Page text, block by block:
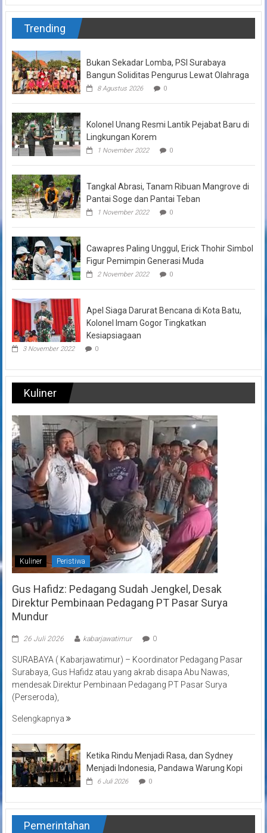
Trending
Bukan Sekadar Lomba, PSI Surabaya
Bangun Soliditas Pengurus Lewat Olahraga
8 Agustus 2026 0
Kolonel Unang Resmi Lantik Pejabat Baru di
Lingkungan Korem
1 November 2022 0
Tangkal Abrasi, Tanam Ribuan Mangrove di
Pantai Soge dan Pantai Teban
1 November 2022 0
Cawapres Paling Unggul, Erick Thohir Simbol
Figur Pemimpin Generasi Muda
2 November 2022 0
Apel Siaga Darurat Bencana di Kota Batu,
Kolonel Imam Gogor Tingkatkan
Kesiapsiagaan
3 November 2022 0
Kuliner
Kuliner Peristiwa
Gus Hafidz: Pedagang Sudah Jengkel, Desak
Direktur Pembinaan Pedagang PT Pasar Surya
Mundur
26 Juli 2026 kabarjawatimur 0
SURABAYA ( Kabarjawatimur) – Koordinator Pedagang Pasar
Surabaya, Gus Hafidz atau yang akrab disapa Abu Nawas,
mendesak Direktur Pembinaan Pedagang PT Pasar Surya
(Perseroda),
Selengkapnya
Ketika Rindu Menjadi Rasa, dan Sydney
Menjadi Indonesia, Pandawa Warung Kopi
6 Juli 2026 0
Pemerintahan